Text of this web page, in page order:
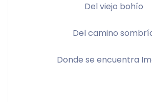
Del viejo bohío
Del camino
Donde se encuentra